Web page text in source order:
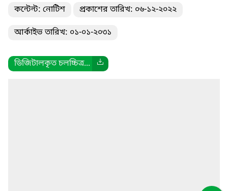
কন্টেন্ট: নোটিশ প্রকাশের তারিখ: ০৬-১২-২০২২
আর্কাইভ তারিখ: ০১-০১-২০৩১
ডিজিটালকৃত চলচ্চিত্র...